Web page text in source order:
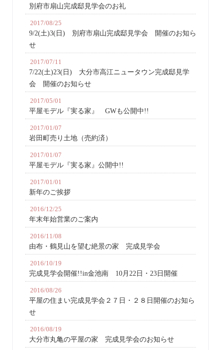
別府市扇山完成邸見学会のお礼
9/2(土)3(日) 別府市扇山完成邸見学会 開催のお知ら
せ
2017/08/25
7/22(土)23(日) 大分市高江ニュータウン完成邸見学
会 開催のお知らせ
2017/07/11
平屋モデル『実る家』 GWも公開中!!
2017/05/01
岩田町売り土地（売約済）
2017/01/07
平屋モデル『実る家』公開中!!
2017/01/07
新年のご挨拶
2017/01/01
年末年始営業のご案内
2016/12/25
由布・鶴見山を望む絶景の家 完成見学会
2016/11/08
完成見学会開催!!in金池南 10月22日・23日開催
2016/10/19
平屋の住まい完成見学会２７日・２８日開催のお知ら
せ
2016/08/26
大分市丸亀の平屋の家 完成見学会のお知らせ
2016/08/19